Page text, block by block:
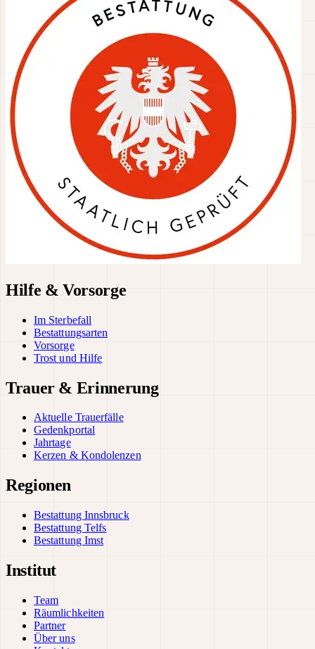
Hilfe & Vorsorge
Im Sterbefall
Bestattungsarten
Vorsorge
Trost und Hilfe
Trauer & Erinnerung
Aktuelle Trauerfälle
Gedenkportal
Jahrtage
Kerzen & Kondolenzen
Regionen
Bestattung Innsbruck
Bestattung Telfs
Bestattung Imst
Institut
Team
Räumlichkeiten
Partner
Über uns